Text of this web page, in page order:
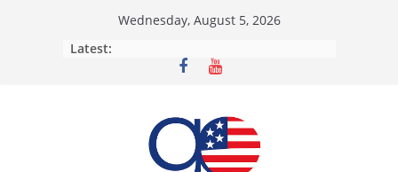
Wednesday, August 5, 2026
Latest: